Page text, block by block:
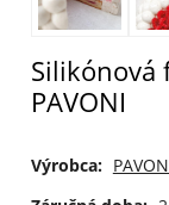
Silikónová
PAVONI
Výrobca: